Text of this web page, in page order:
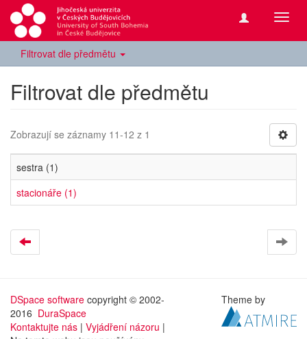
Filtrovat dle předmětu
Filtrovat dle předmětu
Zobrazují se záznamy 11-12 z 1
sestra (1)
stacionáře (1)
DSpace software copyright © 2002-
2016 DuraSpace
Kontaktujte nás | Vyjádření názoru |
Theme by